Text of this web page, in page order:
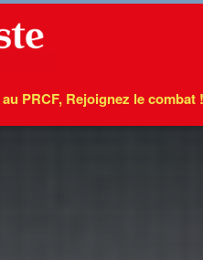
PRCF, Rejoignez le combat !